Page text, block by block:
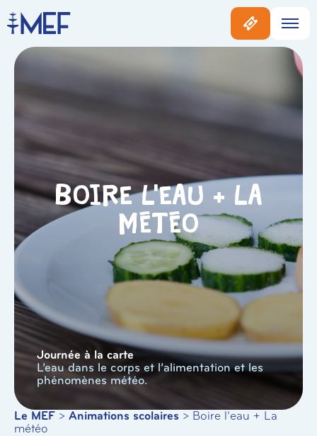
Boire l’eau + La
météo
Journée à la carte
L’eau dans le corps et l’alimentation et les
phénomènes météo.
Le MEF > Animations scolaires > Boire l’eau + La
météo